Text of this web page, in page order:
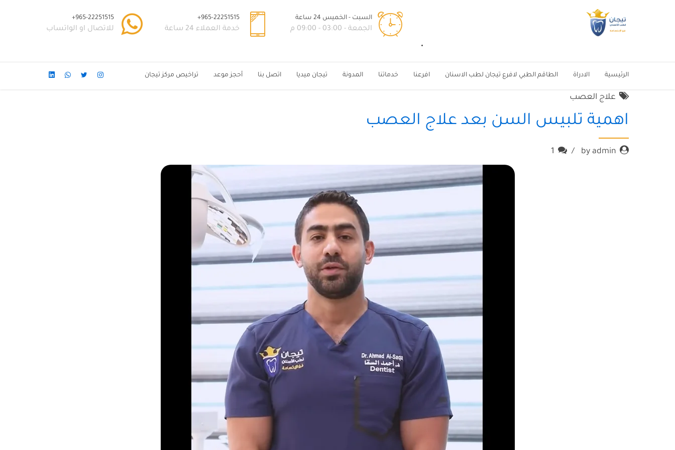
السبت - الخميس 24 ساعة
الجمعة - 03:00 - 09:00 م
965-22251515+
خدمة العملاء 24 ساعة
965-22251515+
للاتصال او الواتساب
الرئيسية الادراة الطاقم الطبي لافرع تيجان لطب الاسنان افرعنا خدماتنا المدونة تيجان ميديا اتصل بنا أحجز موعد تراخيص مركز تيجان
علاج العصب
اهمية تلبيس السن بعد علاج العصب
by admin
1